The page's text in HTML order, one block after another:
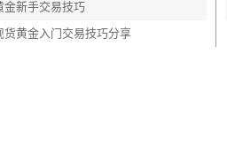
金新手交易技巧
货黄金入门交易技巧分享